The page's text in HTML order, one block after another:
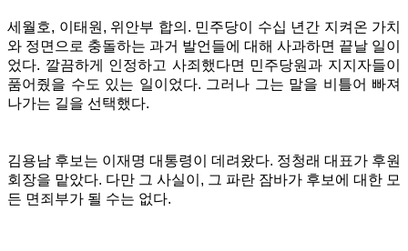
세월호, 이태원, 위안부 합의. 민주당이 수십 년간 지켜온 가치
와 정면으로 충돌하는 과거 발언들에 대해 사과하면 끝날 일이
었다. 깔끔하게 인정하고 사죄했다면 민주당원과 지지자들이
품어줬을 수도 있는 일이었다. 그러나 그는 말을 비틀어 빠져
나가는 길을 선택했다.
김용남 후보는 이재명 대통령이 데려왔다. 정청래 대표가 후원
회장을 맡았다. 다만 그 사실이, 그 파란 잠바가 후보에 대한 모
든 면죄부가 될 수는 없다.